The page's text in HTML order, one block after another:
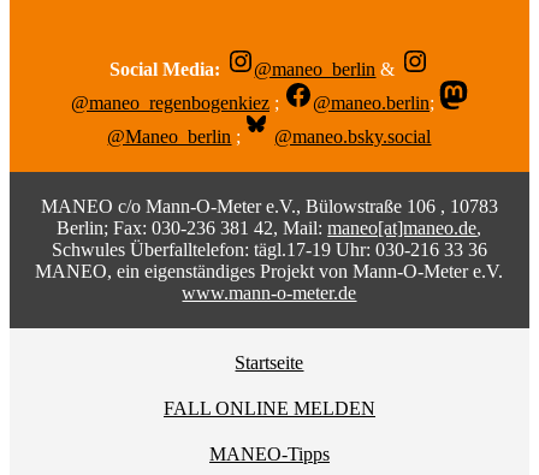
Social Media: @maneo_berlin &
@maneo_regenbogenkiez ; @maneo.berlin;
@Maneo_berlin ; @maneo.bsky.social
MANEO c/o Mann-O-Meter e.V., Bülowstraße 106 , 10783
Berlin; Fax: 030-236 381 42, Mail:maneo[at]maneo.de,
Schwules Überfalltelefon: tägl.17-19 Uhr: 030-216 33 36
MANEO, ein eigenständiges Projekt von Mann-O-Meter e.V.
www.mann-o-meter.de
Startseite
FALL ONLINE MELDEN
MANEO-Tipps